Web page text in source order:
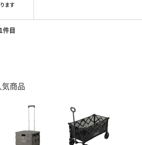
ます
件目
商品